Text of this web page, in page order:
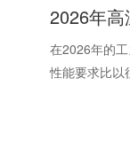
在2026年的
性能要求比以